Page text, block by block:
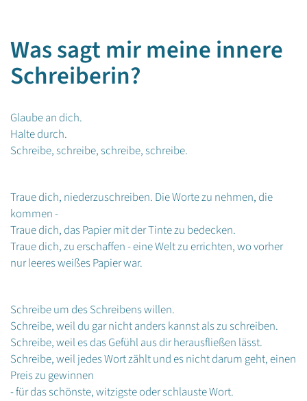
Was sagt mir meine innere
Schreiberin?
Glaube an dich.
Halte durch.
Schreibe, schreibe, schreibe, schreibe.
Traue dich, niederzuschreiben. Die Worte zu nehmen, die
kommen -
Traue dich, das Papier mit der Tinte zu bedecken.
Traue dich, zu erschaffen - eine Welt zu errichten, wo vorher
nur leeres weißes Papier war.
Schreibe um des Schreibens willen.
Schreibe, weil du gar nicht anders kannst als zu schreiben.
Schreibe, weil es das Gefühl aus dir herausfließen lässt.
Schreibe, weil jedes Wort zählt und es nicht darum geht, einen
Preis zu gewinnen
- für das schönste, witzigste oder schlauste Wort.